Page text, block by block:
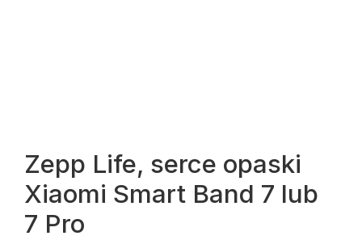
Zepp Life, serce opaski
Xiaomi Smart Band 7 lub
7 Pro